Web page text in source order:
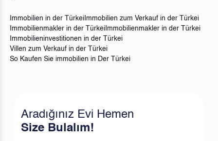
Immobilien in der Türkei Immobilien zum Verkauf in der Türkei
Immobilienmakler in der Türkei Immobilienmakler in der Türkei
Immobilieninvestitionen in der Türkei
Villen zum Verkauf in der Türkei
So Kaufen Sie immobilien in Der Türkei
Aradığınız Evi Hemen
Size Bulalım!